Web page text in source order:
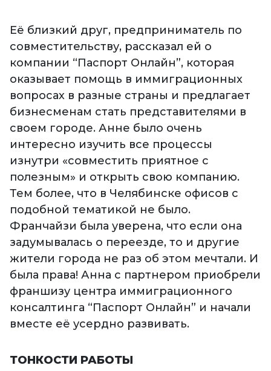
Её близкий друг, предприниматель по
совместительству, рассказал ей о
компании “Паспорт Онлайн”, которая
оказывает помощь в иммиграционных
вопросах в разные страны и предлагает
бизнесменам стать представителями в
своем городе. Анне было очень
интересно изучить все процессы
изнутри «совместить приятное с
полезным» и открыть свою компанию.
Тем более, что в Челябинске офисов с
подобной тематикой не было.
Франчайзи была уверена, что если она
задумывалась о переезде, то и другие
жители города не раз об этом мечтали. И
была права! Анна с партнером приобрели
франшизу центра иммиграционного
консалтинга “Паспорт Онлайн” и начали
вместе её усердно развивать.
ТОНКОСТИ РАБОТЫ